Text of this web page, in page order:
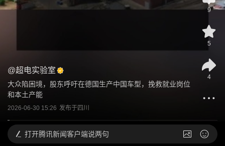
@超电实验室
大众陷困境，股东呼吁在德国生产中国车型，挽救就业岗位
和本土产能
2026-06-30 15:26 发布于四川
9
5
4
打开腾讯新闻客户端说两句